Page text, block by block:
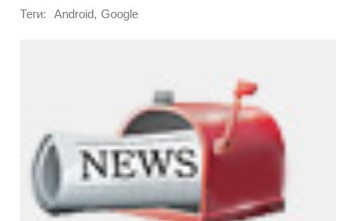
Теги: Android, Google